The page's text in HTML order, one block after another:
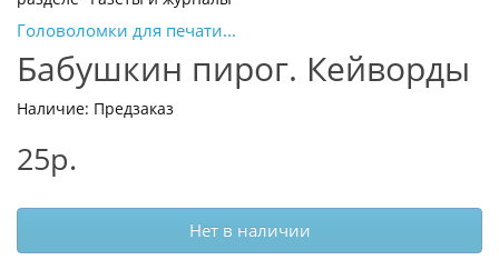
Головоломки для печати...
Бабушкин пирог. Кейворды
Наличие: Предзаказ
25р.
Нет в наличии